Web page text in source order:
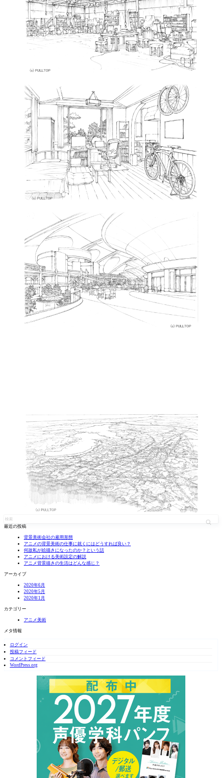
最近の投稿
背景美術会社の雇用形態
アニメの背景美術の仕事に就くにはどうすれば良い？
何故私が絵描きになったのか？という話
アニメにおける美術設定の解説
アニメ背景描きの生活はどんな感じ？
アーカイブ
2020年6月
2020年5月
2020年1月
カテゴリー
アニメ美術
メタ情報
ログイン
投稿フィード
コメントフィード
WordPress.org